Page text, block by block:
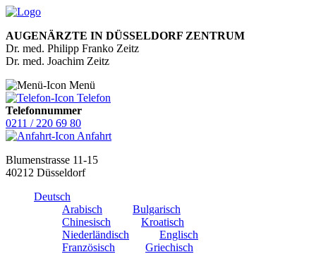
AUGENÄRZTE IN DÜSSELDORF ZENTRUM
Dr. med. Philipp Franko Zeitz
Dr. med. Joachim Zeitz
Menü
Telefon
Telefonnummer
0211 / 220 69 80
Anfahrt
Blumenstrasse 11-15
40212 Düsseldorf
Deutsch
Arabisch
Bulgarisch
Chinesisch
Kroatisch
Niederländisch
Englisch
Französisch
Griechisch